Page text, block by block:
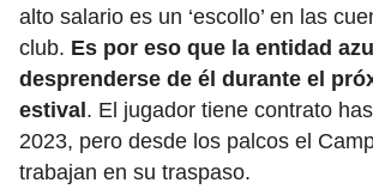
alto salario es un ‘escollo’ en las
club. Es por eso que la entidad
desprenderse de él durante el
estival . El jugador tiene contrato
2023, pero desde los palcos el
trabajan en su traspaso.